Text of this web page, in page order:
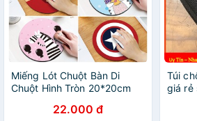
Miếng Lót Chuột Bàn Di
Chuột Hình Tròn 20*20cm
22.000 đ
Túi
giá rẻ